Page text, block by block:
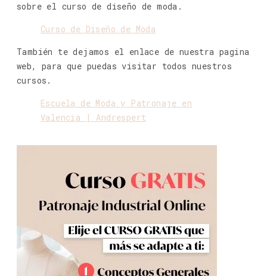
sobre el curso de diseño de moda.
Curso de Diseño de Moda
También te dejamos el enlace de nuestra pagina
web, para que puedas visitar todos nuestros
cursos.
Escuela de Moda y Patronaje en
Valencia | Andrespert